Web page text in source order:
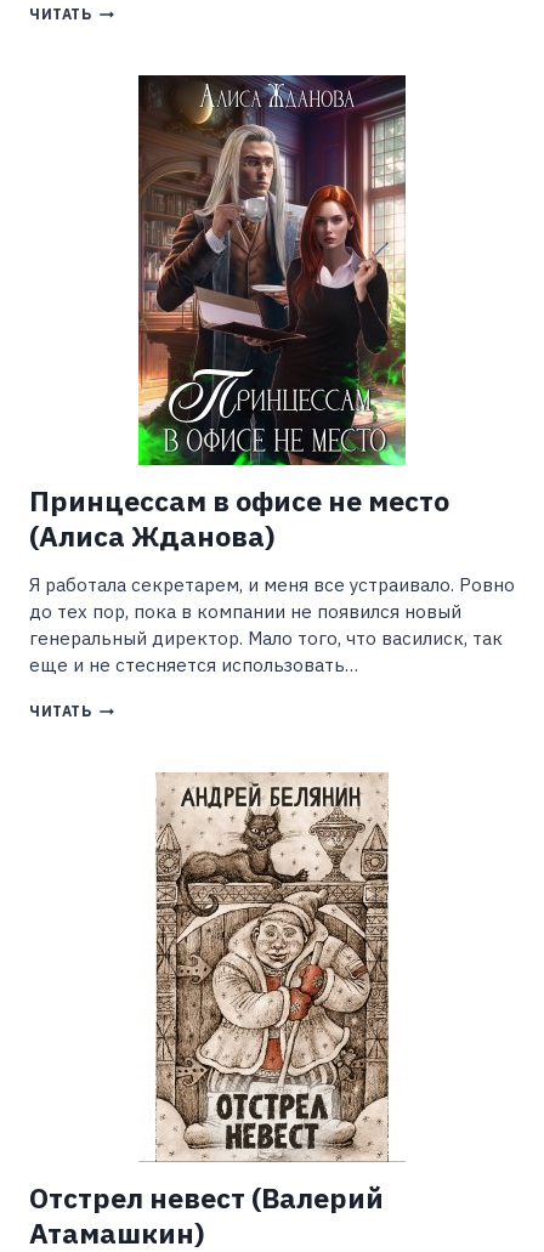
ЧИТАТЬ КАЗАК
(ВАЛЕРИЙ
АТАМАШКИН)
Принцессам в офисе не место
(Алиса Жданова)
Я работала секретарем, и меня все устраивало. Ровно
до тех пор, пока в компании не появился новый
генеральный директор. Мало того, что василиск, так
еще и не стесняется использовать…
ЧИТАТЬ ПРИНЦЕССАМ
ЖДАНОВА)
Отстрел невест (Валерий
Атамашкин)